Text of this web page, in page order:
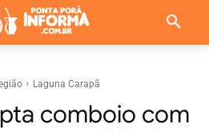
Laguna Carapã
comboio com